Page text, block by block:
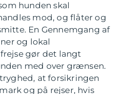
hunden skal
mod, og flåter og
En Gennemgang af
og lokal
gør det langt
med over grænsen.
at forsikringen
og på rejser, hvis